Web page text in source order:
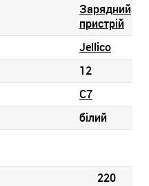
Зарядний
пристрій
Jellico
12
C7
білий
220